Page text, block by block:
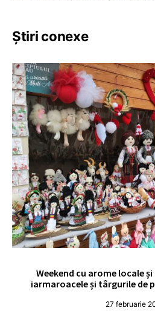
Știri conexe
Weekend cu arome locale
iarmaroacele și târgurile de
27 februarie